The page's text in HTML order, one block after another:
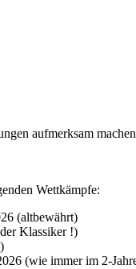
aufmerksam
Wettkämpfe:
(altbewährt)
Klassiker !)
(wie immer im 2-